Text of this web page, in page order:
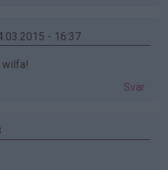
- 16:37
wilfa!
Svar